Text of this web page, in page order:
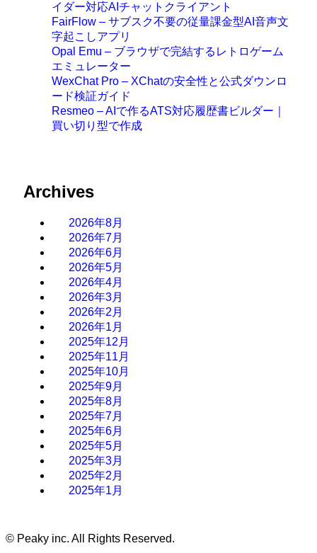
イダー対応AIチャットクライアント
FairFlow – サブスク不要の従量課金型AI音声文
字起こしアプリ
Opal Emu – ブラウザで完結するレトロゲーム
エミュレーター
WexChat Pro – XChatの安全性と公式ダウンロ
ード検証ガイド
Resmeo – AIで作るATS対応履歴書ビルダー｜
買い切り型で作成
Archives
2026年8月
2026年7月
2026年6月
2026年5月
2026年4月
2026年3月
2026年2月
2026年1月
2025年12月
2025年11月
2025年10月
2025年9月
2025年8月
2025年7月
2025年6月
2025年5月
2025年3月
2025年2月
2025年1月
© Peaky inc. All Rights Reserved.